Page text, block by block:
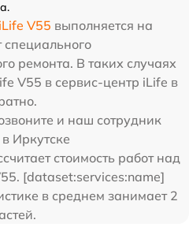
V55 выполняется на
специального
ремонта. В таких случаях
V55 в сервис-центр iLife в
и наш сотрудник
Иркутске
стоимость работ над
[dataset:services:name]
в среднем занимает 2